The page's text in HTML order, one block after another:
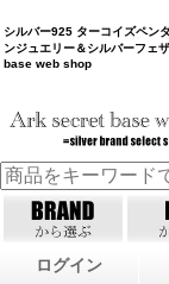
シルバー925 ターコイズペ
ンジュエリー＆シルバーフェ
base web shop
ログイン